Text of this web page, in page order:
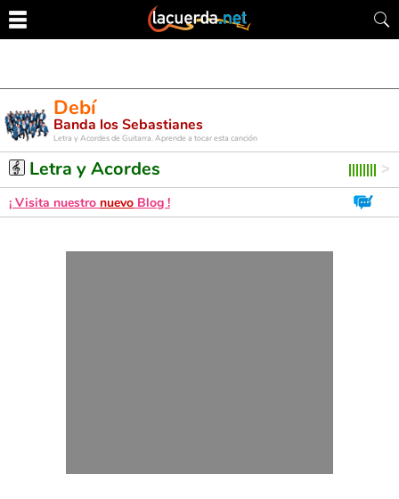
Debí
Banda los Sebastianes
Letra y Acordes de Guitarra. Aprende a tocar esta canción
Letra y Acordes
¡ Visita nuestro nuevo Blog !